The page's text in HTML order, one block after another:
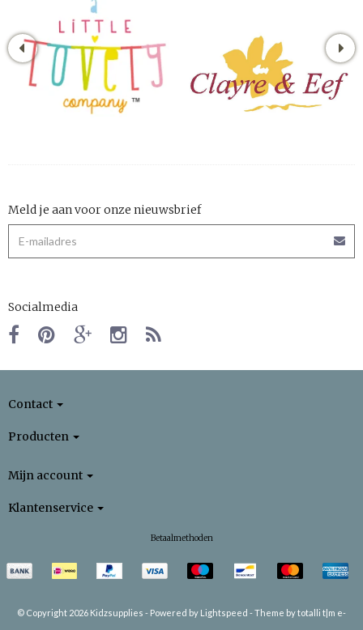
Meld je aan voor onze nieuwsbrief
Socialmedia
Contact
Producten
Mijn account
Klantenservice
Betaalmethoden
© Copyright 2026 Kidzsupplies - Powered by Lightspeed -Theme by totalli t|m e-